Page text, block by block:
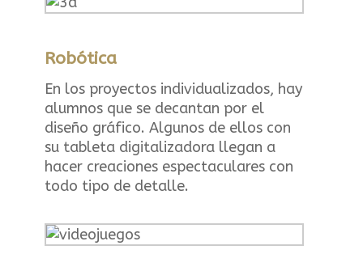
Robótica
En los proyectos individualizados, hay
alumnos que se decantan por el
diseño gráfico. Algunos de ellos con
su tableta digitalizadora llegan a
hacer creaciones espectaculares con
todo tipo de detalle.